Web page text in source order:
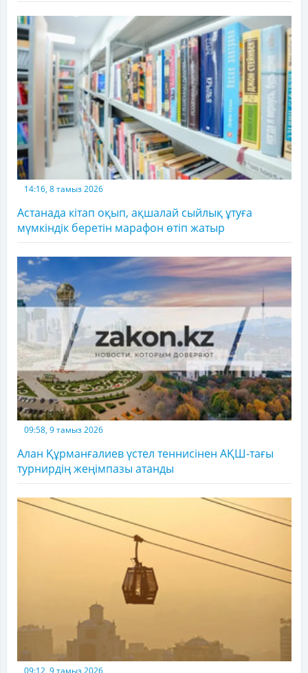
14:16, 8 тамыз 2026
Астанада кітап оқып, ақшалай сыйлық ұтуға
мүмкіндік беретін марафон өтіп жатыр
09:58, 9 тамыз 2026
Алан Құрманғалиев үстел теннисінен АҚШ-тағы
турнирдің жеңімпазы атанды
09:12, 9 тамыз 2026